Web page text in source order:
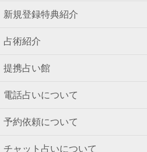
新規登録特典紹介
占術紹介
提携占い館
電話占いについて
予約依頼について
チャット占いについて